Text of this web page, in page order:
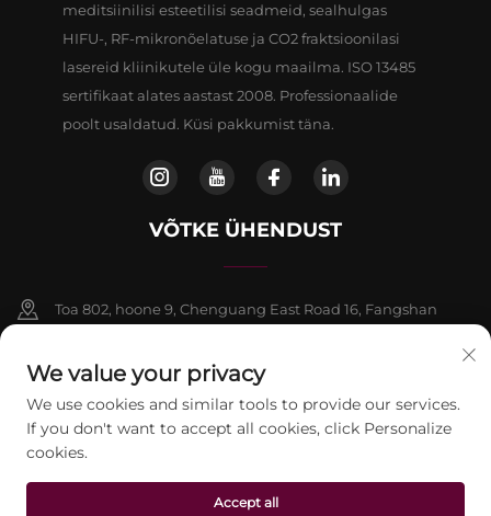
meditsiinilisi esteetilisi seadmeid, sealhulgas
HIFU-, RF-mikronõelatuse ja CO2 fraktsioonilasi
lasereid kliinikutele üle kogu maailma. ISO 13485
sertifikaat alates aastast 2008. Professionaalide
poolt usaldatud. Küsi pakkumist täna.
VÕTKE ÜHENDUST
Toa 802, hoone 9, Chenguang East Road 16, Fangshan
+86-13911459627
[email protected]
Autoriõigus © 2026 Beijing Jontelaser Technology CO.,LTD. Kõik
We value your privacy
We use cookies and similar tools to provide our services.
If you don't want to accept all cookies, click Personalize
cookies.
Accept all